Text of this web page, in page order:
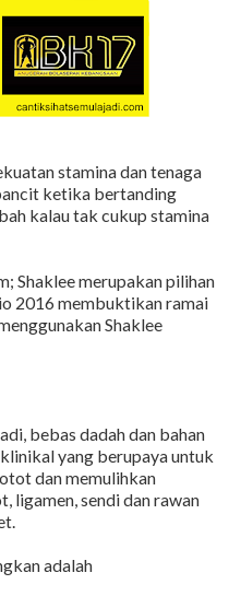
stamina dan tenaga
ketika bertanding
kalau tak cukup stamina
Shaklee merupakan pilihan
2016 membuktikan ramai
Shaklee
bebas dadah dan bahan
yang berupaya untuk
dan memulihkan
ligamen, sendi dan rawan
adalah